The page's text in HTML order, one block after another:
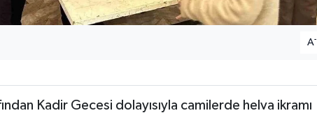
A-
Kadir Gecesi dolayısıyla camilerde helva ikramı